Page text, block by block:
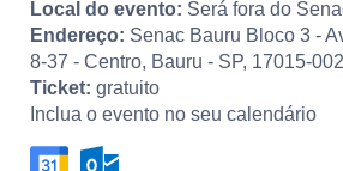
Local do evento: Será fora do
Endereço: Senac Bauru Bloco 3 -
8-37 - Centro, Bauru - SP, 17015-002
Ticket: gratuito
Inclua o evento no seu calendário